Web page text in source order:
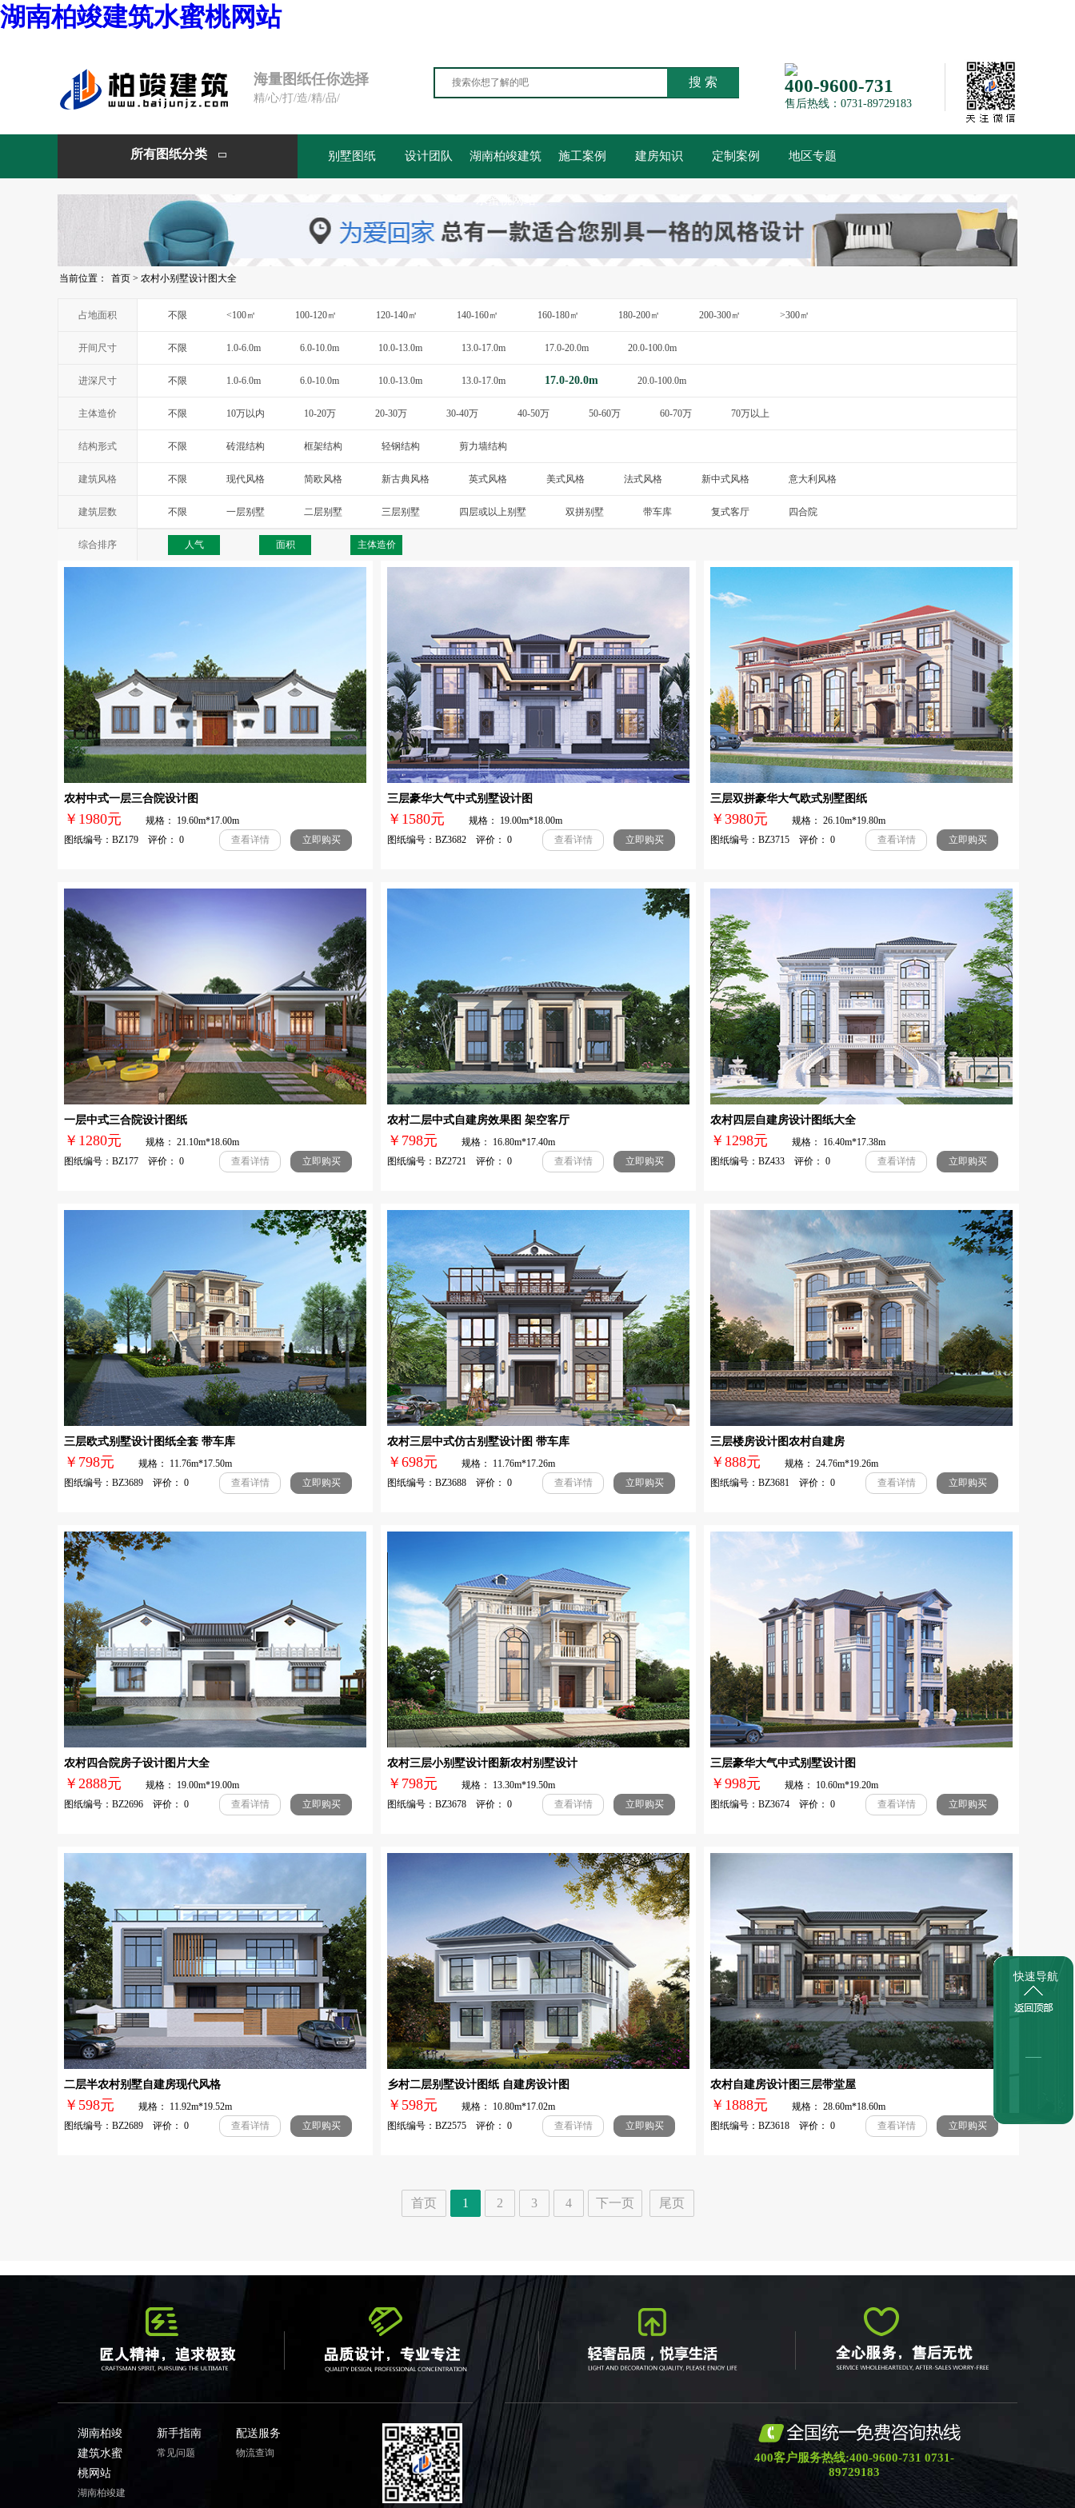
湖南柏竣建筑水蜜桃网站
海量图纸任你选择
精/心/打/造/精/品/
400-9600-731
售后热线：0731-89729183
搜 索
所有图纸分类  别墅图纸 设计团队 湖南柏竣建筑
水蜜桃网站
施工案例 建房知识 定制案例 地区专题
当前位置： 首页 > 农村小别墅设计图大全
占地面积 不限 <100㎡ 100-120㎡ 120-140㎡ 140-160㎡ 160-180㎡ 180-200㎡ 200-300㎡ >300㎡
开间尺寸 不限 1.0-6.0m 6.0-10.0m 10.0-13.0m 13.0-17.0m 17.0-20.0m 20.0-100.0m
进深尺寸 不限 1.0-6.0m 6.0-10.0m 10.0-13.0m 13.0-17.0m 17.0-20.0m 20.0-100.0m
主体造价 不限 10万以内 10-20万 20-30万 30-40万 40-50万 50-60万 60-70万 70万以上
结构形式 不限 砖混结构 框架结构 轻钢结构 剪力墙结构
建筑风格 不限 现代风格 简欧风格 新古典风格 英式风格 美式风格 法式风格 新中式风格 意大利风格
西班牙风格 地中海风格
建筑层数 不限 一层别墅 二层别墅 三层别墅 四层或以上别墅 双拼别墅 带车库 复式客厅 四合院
综合排序 人气 面积 主体造价
农村中式一层三合院设计图
￥1980元
规格： 19.60m*17.00m
图纸编号：BZ179 评价： 0
查看详情 立即购买
三层豪华大气中式别墅设计图
￥1580元
规格： 19.00m*18.00m
图纸编号：BZ3682 评价： 0
查看详情 立即购买
三层双拼豪华大气欧式别墅图纸
￥3980元
规格： 26.10m*19.80m
图纸编号：BZ3715 评价： 0
查看详情 立即购买
一层中式三合院设计图纸
￥1280元
规格： 21.10m*18.60m
图纸编号：BZ177 评价： 0
查看详情 立即购买
农村二层中式自建房效果图 架空客厅
￥798元
规格： 16.80m*17.40m
图纸编号：BZ2721 评价： 0
查看详情 立即购买
农村四层自建房设计图纸大全
￥1298元
规格： 16.40m*17.38m
图纸编号：BZ433 评价： 0
查看详情 立即购买
三层欧式别墅设计图纸全套 带车库
￥798元
规格： 11.76m*17.50m
图纸编号：BZ3689 评价： 0
查看详情 立即购买
农村三层中式仿古别墅设计图 带车库
￥698元
规格： 11.76m*17.26m
图纸编号：BZ3688 评价： 0
查看详情 立即购买
三层楼房设计图农村自建房
￥888元
规格： 24.76m*19.26m
图纸编号：BZ3681 评价： 0
查看详情 立即购买
农村四合院房子设计图片大全
￥2888元
规格： 19.00m*19.00m
图纸编号：BZ2696 评价： 0
查看详情 立即购买
农村三层小别墅设计图新农村别墅设计
￥798元
规格： 13.30m*19.50m
图纸编号：BZ3678 评价： 0
查看详情 立即购买
三层豪华大气中式别墅设计图
￥998元
规格： 10.60m*19.20m
图纸编号：BZ3674 评价： 0
查看详情 立即购买
二层半农村别墅自建房现代风格
￥598元
规格： 11.92m*19.52m
图纸编号：BZ2689 评价： 0
查看详情 立即购买
乡村二层别墅设计图纸 自建房设计图
￥598元
规格： 10.80m*17.02m
图纸编号：BZ2575 评价： 0
查看详情 立即购买
农村自建房设计图三层带堂屋
￥1888元
规格： 28.60m*18.60m
图纸编号：BZ3618 评价： 0
查看详情 立即购买
首页 1 2 3 4 下一页 尾页
湖南柏竣
建筑水蜜
桃网站
湖南柏竣建
新手指南
常见问题
配送服务
物流查询
400客户服务热线:400-9600-731 0731-
89729183
快速导航